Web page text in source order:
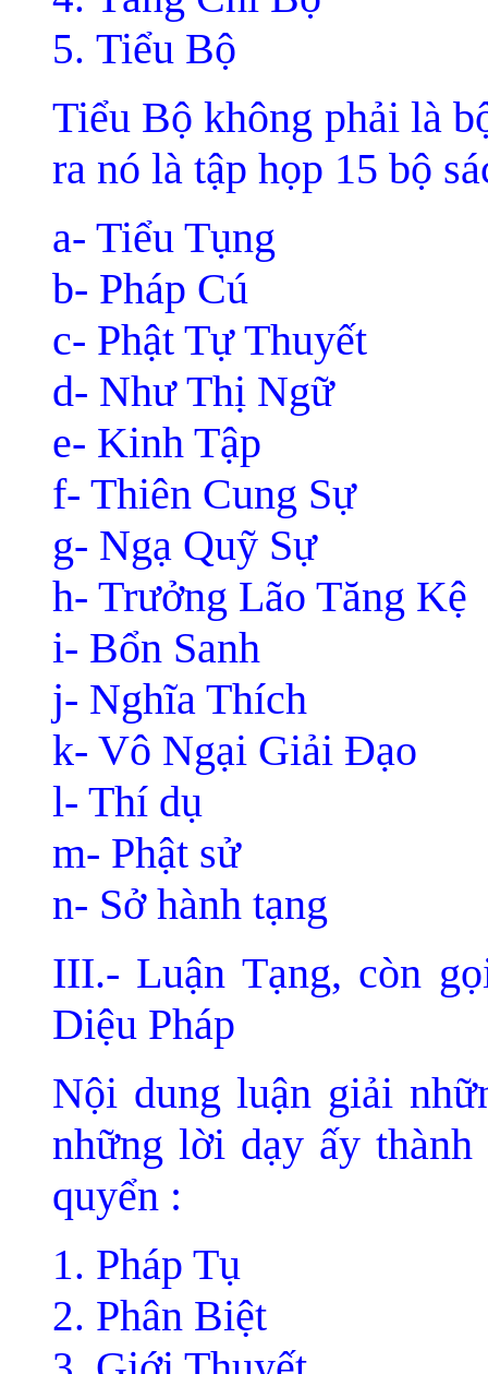
Tiểu Bộ
Tiểu Bộ không phải là
ra nó là tập họp 15 bộ
a- Tiểu Tụng
b- Pháp Cú
c- Phật Tự Thuyết
d- Như Thị Ngữ
e- Kinh Tập
f- Thiên Cung Sự
g- Ngạ Quỹ Sự
h- Trưởng Lão Tăng Kệ
i- Bổn Sanh
j- Nghĩa Thích
k- Vô Ngại Giải Ðạo
l- Thí dụ
m- Phật sử
n- Sở hành tạng
III.- Luận Tạng, còn
Diệu Pháp
Nội dung luận giải
những lời dạy ấy
quyển :
Pháp Tụ
Phân Biệt